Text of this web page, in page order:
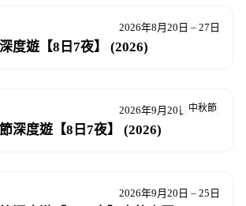
2026年8月20日 – 27日
度遊【8日7夜】 (2026)
中秋節
2026年9月20日 – 27日
深度遊【8日7夜】 (2026)
2026年9月20日 – 25日